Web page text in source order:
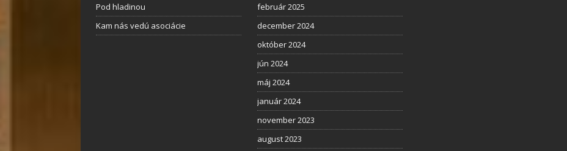
Pod hladinou
Kam nás vedú asociácie
február 2025
december 2024
október 2024
jún 2024
máj 2024
január 2024
november 2023
august 2023